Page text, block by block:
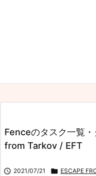
Fenceのタスク一覧
from Tarkov / EFT
 2021/07/21  ESCAPE